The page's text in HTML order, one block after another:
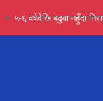
आईपीओ आवेदन रोकिएका
पाँच वर्षसम्म